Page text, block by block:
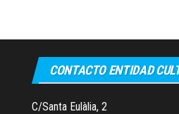
CONTACTO ENTIDAD
C/Santa Eulàlia, 2